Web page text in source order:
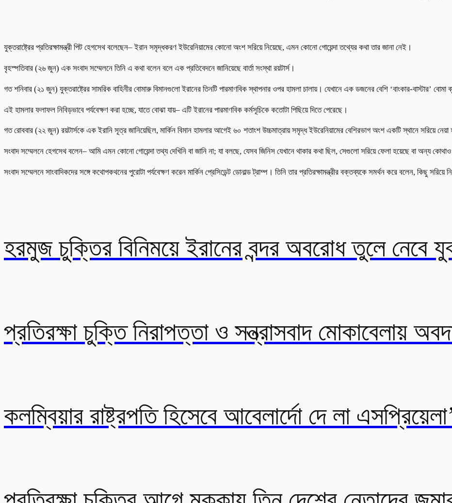
যুক্তরাষ্ট্রের প্রতিরক্ষামন্ত্রী পিট হেগসেথ বলেছেন– ইরান সমৃদ্ধকরণ ইউরেনিয়ামের কোনো অংশ সরিয়ে নিয়েছে, এমন কোনো গোয়েন্দা তথ্যের কথা তার জানা নেই।
বৃহস্পতিবার (২৬ জুন) এক সংবাদ সম্মেলনে তিনি এ কথা বলেন বলে এক প্রতিবেদনে জানিয়েছে বার্তা সংস্থা রয়টার্স।
গত শনিবার (২১ জুন) যুক্তরাষ্ট্রের সামরিক বাহিনীর বোমারু বিমানগুলো ইরানের তিনটি পারমাণবিক স্থাপনার ওপর হামলা চালায়। যেখানে এক ডজনের বেশি ‘বাংকার-বাস্টার’
এই হামলার ফলাফল নিবিড়ভাবে পর্যবেক্ষণ করা হচ্ছে, যাতে বোঝা যায়– এটি ইরানের পারমাণবিক কর্মসূচিকে কতোটা পিছিয়ে দিতে পেরেছে।
গত রোববার (২২ জুন) রয়টার্সকে এক ইরানি সূত্র জানিয়েছিল, মার্কিন বিমান হামলার আগেই ৬০ শতাংশ উচ্চমাত্রায় সমৃদ্ধ ইউরেনিয়ামের বেশিরভাগ অংশ একটি স্থানে সরিয়ে নেয়া
সংবাদ সম্মেলনে হেগসেথ বলেন– আমি এমন কোনো গোয়েন্দা তথ্য দেখিনি বা জানি না; যা বলছে, যেসব জিনিস যেখানে থাকার কথা ছিল, সেগুলো সরিয়ে ফেলা হয়েছে বা অন্য কোথাও
সংবাদ সম্মেলনে সাংবাদিকদের সঙ্গে কথোপকথনের পুরোটা পর্যবেক্ষণ করেন মার্কিন প্রেসিডেন্ট ডোনাল্ড ট্রাম্প। তিনি তার প্রতিরক্ষামন্ত্রীর বক্তব্যকে সমর্থন করে বলেন, কিছু
হরমুজ চুক্তির বিনিময়ে ইরানের বন্দর অবরোধ তুলে নেবে
প্রতিরক্ষা চুক্তি নিরাপত্তা ও সন্ত্রাসবাদ মোকাবেলায়
কলম্বিয়ার রাষ্ট্রপতি হিসেবে আবেলার্দো দে লা